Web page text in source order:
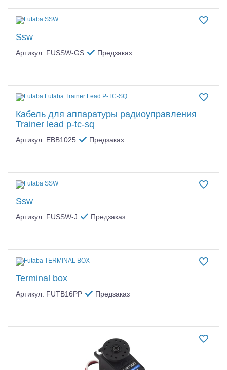
Ssw
Артикул: FUSSW-GS Предзаказ
Кабель для аппаратуры радиоуправления
Trainer lead p-tc-sq
Артикул: EBB1025 Предзаказ
Ssw
Артикул: FUSSW-J Предзаказ
Terminal box
Артикул: FUTB16PP Предзаказ